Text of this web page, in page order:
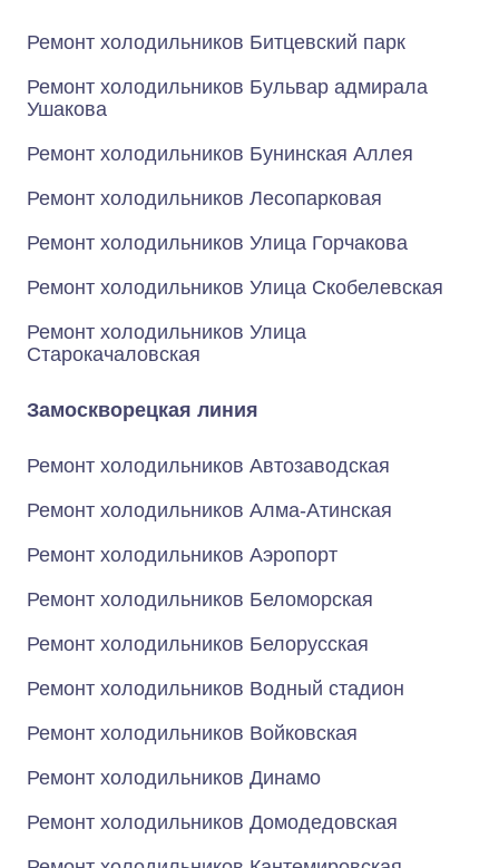
Ремонт холодильников Битцевский парк
Ремонт холодильников Бульвар адмирала
Ушакова
Ремонт холодильников Бунинская Аллея
Ремонт холодильников Лесопарковая
Ремонт холодильников Улица Горчакова
Ремонт холодильников Улица Скобелевская
Ремонт холодильников Улица
Старокачаловская
Замоскворецкая линия
Ремонт холодильников Автозаводская
Ремонт холодильников Алма-Атинская
Ремонт холодильников Аэропорт
Ремонт холодильников Беломорская
Ремонт холодильников Белорусская
Ремонт холодильников Водный стадион
Ремонт холодильников Войковская
Ремонт холодильников Динамо
Ремонт холодильников Домодедовская